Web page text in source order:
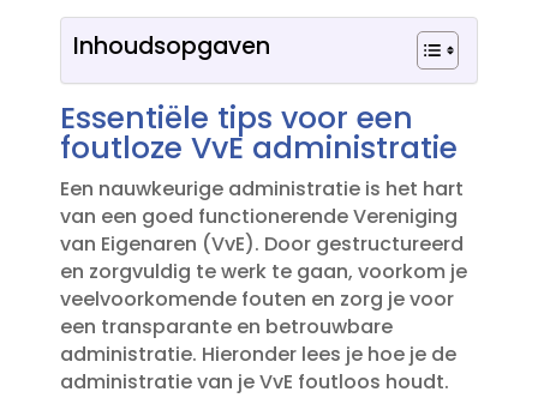
Inhoudsopgaven
Essentiële tips voor een
foutloze VvE administratie
Een nauwkeurige administratie is het hart
van een goed functionerende Vereniging
van Eigenaren (VvE).​ Door gestructureerd
en zorgvuldig te werk te gaan, voorkom je
veelvoorkomende fouten en zorg je voor
een transparante en betrouwbare
administratie.​ Hieronder lees je hoe je de
administratie van je VvE foutloos houdt.​